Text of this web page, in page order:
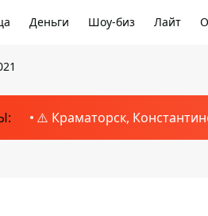
Деньги Шоу-биз Лайт
⚠️ Краматорск,